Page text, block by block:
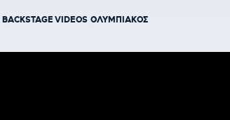
BACKSTAGE VIDEOS ΟΛΥΜΠΙΑΚΟΣ